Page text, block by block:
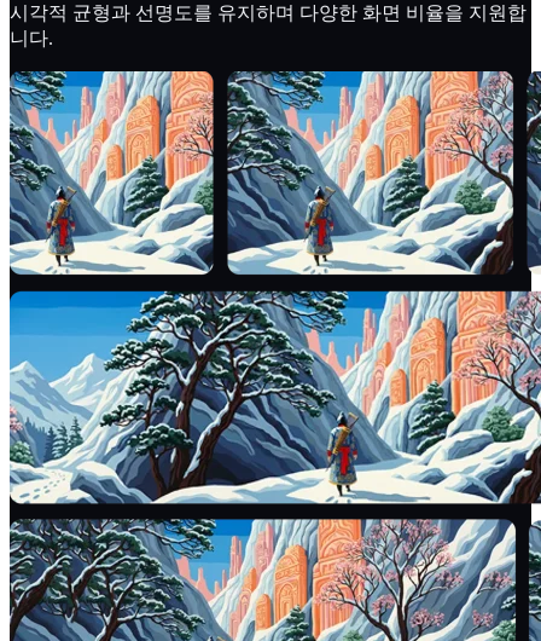
시각적 균형과 선명도를 유지하며 다양한 화면 비율을 지원합
니다.